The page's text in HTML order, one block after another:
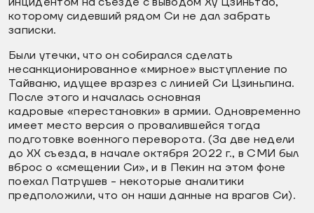
которому сидевший рядом Си не дал забрать
записки.
Были утечки, что он собирался сделать
несанкционированное «мирное» выступление по
Тайваню, идущее вразрез с линией Си Цзиньпина.
После этого и началась основная
кадровые «перестановки» в армии. Одновременно
имеет место версия о провалившейся тогда
подготовке военного переворота. (За две недели
до XX съезда, в начале октября 2022 г., в СМИ был
вброс о «смещении Си», и в Пекин на этом фоне
поехал Патрушев - некоторые аналитики
предположили, что он наши данные на врагов Си).